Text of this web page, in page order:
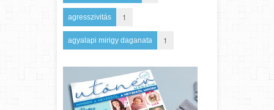
agresszivitás 1
agyalapi mirigy daganata 1